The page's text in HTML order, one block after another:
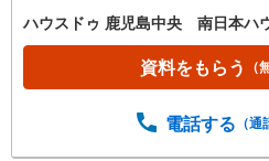
ォーム内容＝・水回りすべ
壁、屋根塗装など■周辺環
1分（約10m）・つるどめ
m）・たがみ台保育園まで
で徒歩11分（約850m）・
ハウスドゥ 鹿児島中央 南日本ハ
資料をもらう （
電話する （